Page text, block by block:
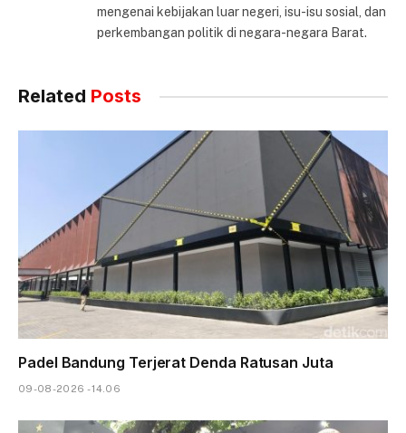
mengenai kebijakan luar negeri, isu-isu sosial, dan
perkembangan politik di negara-negara Barat.
Related Posts
Padel Bandung Terjerat Denda Ratusan Juta
09-08-2026 - 14.06